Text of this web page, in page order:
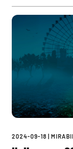
2024-09-18